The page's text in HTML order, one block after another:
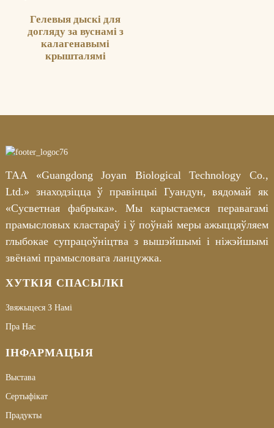
Гелевыя дыскі для
догляду за вуснамі з
калагенавымі
крышталямі
ТАА «Guangdong Joyan Biological Technology Co.,
Ltd.» знаходзіцца ў правінцыі Гуандун, вядомай як
«Сусветная фабрыка». Мы карыстаемся перавагамі
прамысловых кластараў і ў поўнай меры ажыццяўляем
глыбокае супрацоўніцтва з вышэйшымі і ніжэйшымі
звёнамі прамысловага ланцужка.
ХУТКІЯ СПАСЫЛКІ
Звяжыцеся З Намі
Пра Нас
ІНФАРМАЦЫЯ
Выстава
Сертыфікат
Прадукты